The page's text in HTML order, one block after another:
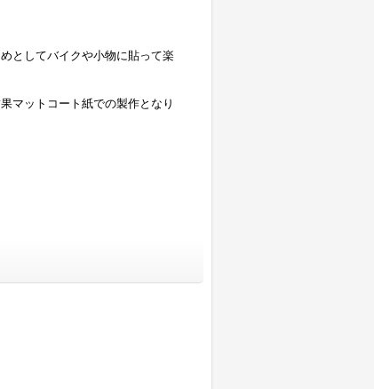
としてバイクや小物に貼って楽
マットコート紙での製作となり